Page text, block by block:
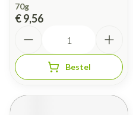
70g
€ 9,56
Bestel